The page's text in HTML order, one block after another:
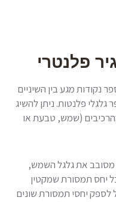
פלנטרי
נקודות מגע בין השיניים
פלנטות. ניתן להשיג
(שמש, טבעת או
את גלגל השמש,
יחס תמסורת שמקטין
לספק יחסי תמסורת שונים